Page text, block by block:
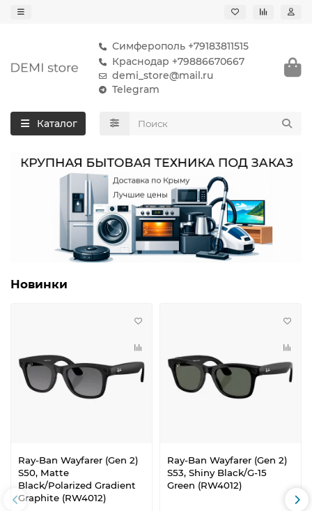
Симферополь +79183811515
Краснодар +79886670667
demi_store@mail.ru
Telegram
Каталог
Новинки
Ray-Ban Wayfarer (Gen 2)
S50, Matte
Black/Polarized Gradient
Graphite (RW4012)
Ray-Ban Wayfarer (Gen 2)
S53, Shiny Black/G-15
Green (RW4012)